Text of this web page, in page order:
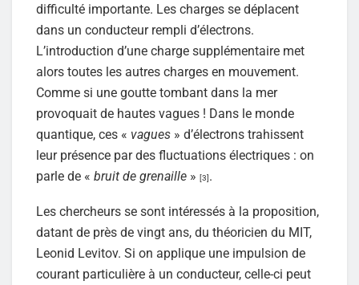
difficulté importante. Les charges se déplacent
dans un conducteur rempli d’électrons.
L’introduction d’une charge supplémentaire met
alors toutes les autres charges en mouvement.
Comme si une goutte tombant dans la mer
provoquait de hautes vagues ! Dans le monde
quantique, ces « vagues » d’électrons trahissent
leur présence par des fluctuations électriques : on
parle de « bruit de grenaille » [3] .
Les chercheurs se sont intéressés à la proposition,
datant de près de vingt ans, du théoricien du MIT,
Leonid Levitov. Si on applique une impulsion de
courant particulière à un conducteur, celle-ci peut